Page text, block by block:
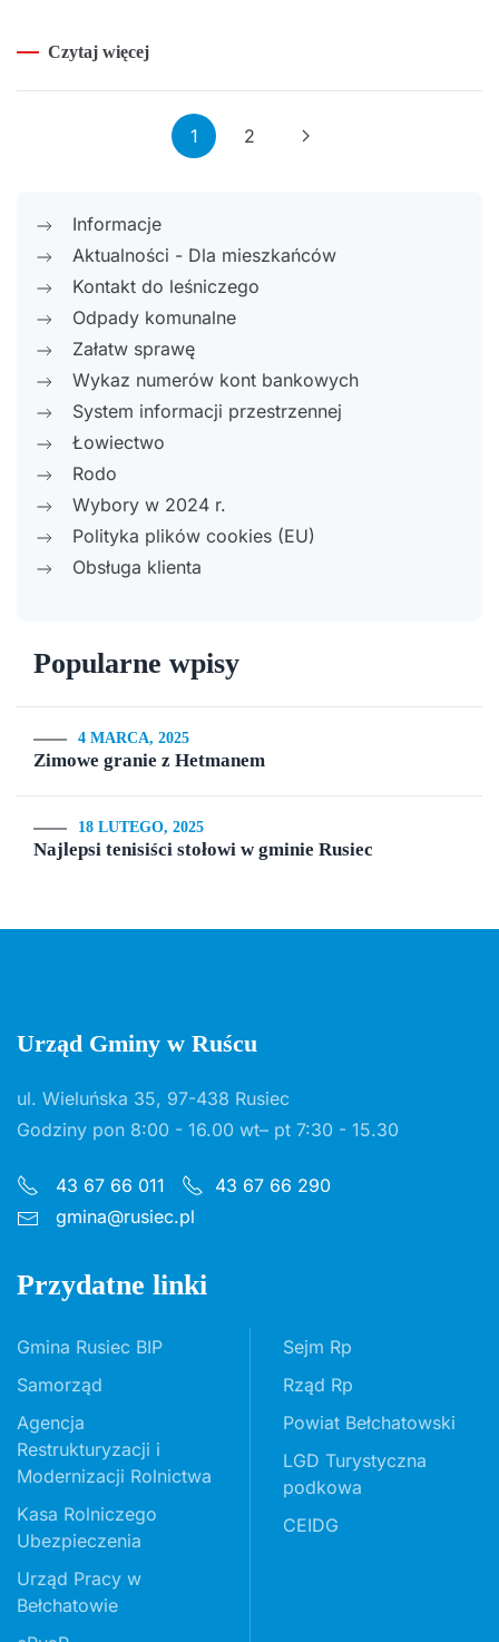
Czytaj więcej
1 2
Informacje
Aktualności - Dla mieszkańców
Kontakt do leśniczego
Odpady komunalne
Załatw sprawę
Wykaz numerów kont bankowych
System informacji przestrzennej
Łowiectwo
Rodo
Wybory w 2024 r.
Polityka plików cookies (EU)
Obsługa klienta
Popularne wpisy
4 MARCA, 2025
Zimowe granie z Hetmanem
18 LUTEGO, 2025
Najlepsi tenisiści stołowi w gminie Rusiec
Urząd Gminy w Ruścu
ul. Wieluńska 35, 97-438 Rusiec
Godziny pon 8:00 - 16.00 wt– pt 7:30 - 15.30
43 67 66 011
43 67 66 290
gmina@rusiec.pl
Przydatne linki
Gmina Rusiec BIP
Samorząd
Agencja
Restrukturyzacji i
Modernizacji Rolnictwa
Kasa Rolniczego
Ubezpieczenia
Urząd Pracy w
Bełchatowie
Sejm Rp
Rząd Rp
Powiat Bełchatowski
LGD Turystyczna
podkowa
CEIDG